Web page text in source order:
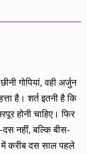
गोपियां, वही अर्जुन
है। शर्त इतनी है कि
होनी चाहिए। फिर
नहीं, बल्कि बीस-
करीब दस साल पहले